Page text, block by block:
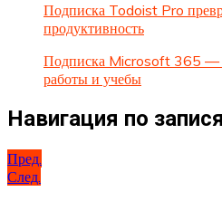
Подписка Todoist Pro
продуктивность
Подписка Microsoft 365 —
работы и учебы
Навигация по
Пред.
След.